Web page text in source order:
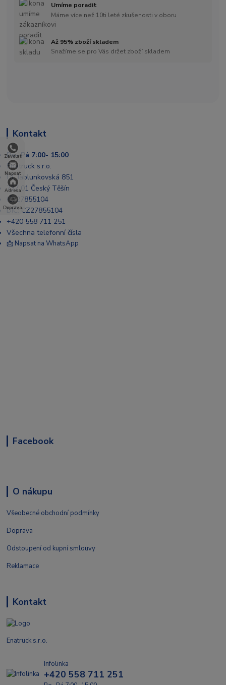
Zavolat
Napsat
Adresa
Doprava
Umíme poradit
Máme více než 10ti leté zkušenosti v oboru
Až 95% zboží skladem
Snažíme se pro Vás držet zboží skladem
Kontakt
Po- Pá 7:00- 15:00
Enatruck s.r.o.
Ul. Jablunkovská 851
737 01 Český Těšín
IČ: 27855104
DIČ: CZ27855104
+420 558 711 251
Všechna telefonní čísla
📩 Napsat na WhatsApp
Facebook
O nákupu
Všeobecné obchodní podmínky
Doprava
Odstoupení od kupní smlouvy
Reklamace
Kontakt
Enatruck s.r.o.
Infolinka
+420 558 711 251